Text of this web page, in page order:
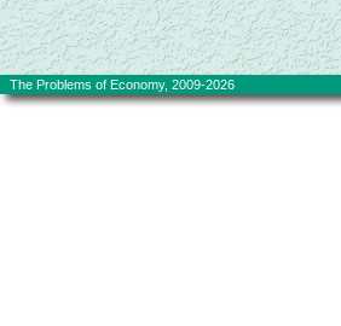
The Problems of Economy, 2009-2026